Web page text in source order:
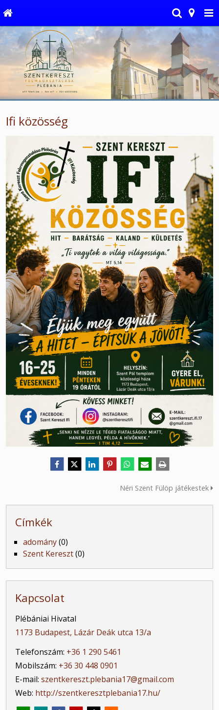
Ifi közösség
Néri Szent Fülöp játékestek
Címkék
adomány(0)
Szent Kereszt(0)
Kapcsolat
Plébániai Hivatal
1173 Budapest, Lázár Deák utca 13/a
Telefonszám: +36 1 290 5461
Mobilszám: +36 30 448 0901
E-mail: szentkereszt.plebania17@gmail.com
Web: http://szentkeresztplebania17.hu/